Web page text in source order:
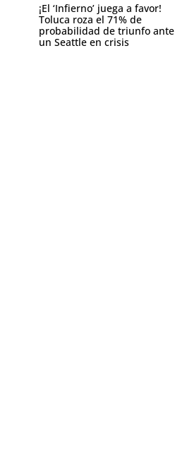
¡El ‘Infierno’ juega a favor!
Toluca roza el 71% de
probabilidad de triunfo ante
un Seattle en crisis